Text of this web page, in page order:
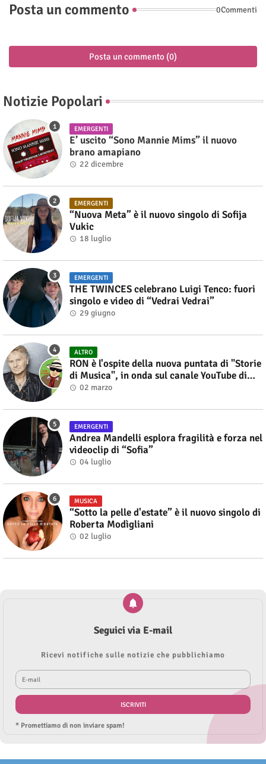
Posta un commento 0Commenti
Posta un commento (0)
Notizie Popolari
EMERGENTI
E’ uscito “Sono Mannie Mims” il nuovo
brano amapiano
22 dicembre
EMERGENTI
“Nuova Meta” è il nuovo singolo di Sofija
Vukic
18 luglio
EMERGENTI
THE TWINCES celebrano Luigi Tenco: fuori
singolo e video di “Vedrai Vedrai”
29 giugno
ALTRO
RON è l'ospite della nuova puntata di "Storie
di Musica", in onda sul canale YouTube di
Alberto Salerno
02 marzo
EMERGENTI
Andrea Mandelli esplora fragilità e forza nel
videoclip di “Sofia”
04 luglio
MUSICA
“Sotto la pelle d'estate” è il nuovo singolo di
Roberta Modìgliani
02 luglio
Seguici via E-mail
Ricevi notifiche sulle notizie che pubblichiamo
* Promettiamo di non inviare spam!